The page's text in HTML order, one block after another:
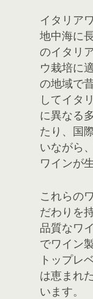
イタリア
地中海に
のイタリ
ウ栽培に
の地域で
してイタ
に異なる
たり、国
いながら
ワインが
これらの
だわりを
品質なワ
でワイン
トップレ
は恵まれ
います。